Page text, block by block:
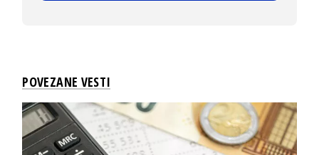
POVEZANE VESTI